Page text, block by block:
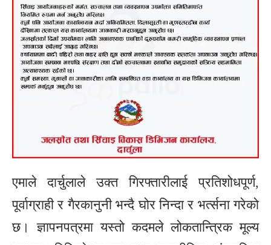
एमाले दार्चुलाले उक्त गिरफ्तारीलाई प्रतिशोधपूर्ण,
पूर्वाग्राही र गैरकानुनी भन्दै घोर निन्दा र भर्त्सना गरेको
छ। ज्ञापनपत्रमा यस्तो कदमले लोकतान्त्रिक मूल्य